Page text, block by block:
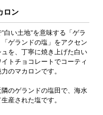
ロン
白い土地"を意味する「ゲラ
ゲランドの塩」をアクセン
を、丁寧に焼き上げた白い
トチョコレートでコーティ
のマカロンです。
のゲランドの塩田で、海水
産された塩です。